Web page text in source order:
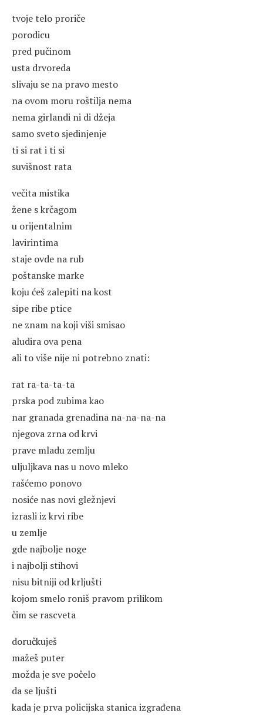
tvoje telo proriče
porodicu
pred pučinom
usta drvoreda
slivaju se na pravo mesto
na ovom moru roštilja nema
nema girlandi ni di džeja
samo sveto sjedinjenje
ti si rat i ti si
suvišnost rata
večita mistika
žene s krčagom
u orijentalnim
lavirintima
staje ovde na rub
poštanske marke
koju ćeš zalepiti na kost
sipe ribe ptice
ne znam na koji viši smisao
aludira ova pena
ali to više nije ni potrebno znati:
rat ra-ta-ta-ta
prska pod zubima kao
nar granada grenadina na-na-na-na
njegova zrna od krvi
prave mladu zemlju
uljuljkava nas u novo mleko
rašćemo ponovo
nosiće nas novi gležnjevi
izrasli iz krvi ribe
u zemlje
gde najbolje noge
i najbolji stihovi
nisu bitniji od krljušti
kojom smelo roniš pravom prilikom
čim se rascveta
doručkuješ
mažeš puter
možda je sve počelo
da se ljušti
kada je prva policijska stanica izgrađena